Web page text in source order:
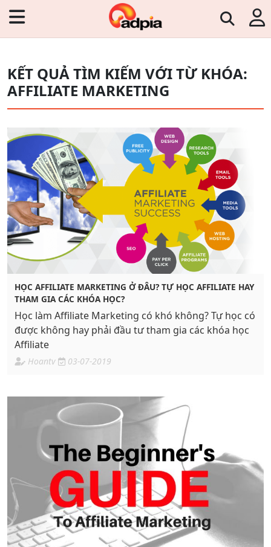
KẾT QUẢ TÌM KIẾM VỚI TỪ KHÓA:
AFFILIATE MARKETING
HỌC AFFILIATE MARKETING Ở ĐÂU? TỰ HỌC AFFILIATE HAY
THAM GIA CÁC KHÓA HỌC?
Học làm Affiliate Marketing có khó không? Tự học có
được không hay phải đầu tư tham gia các khóa học
Affiliate
Hoantv 03-07-2019